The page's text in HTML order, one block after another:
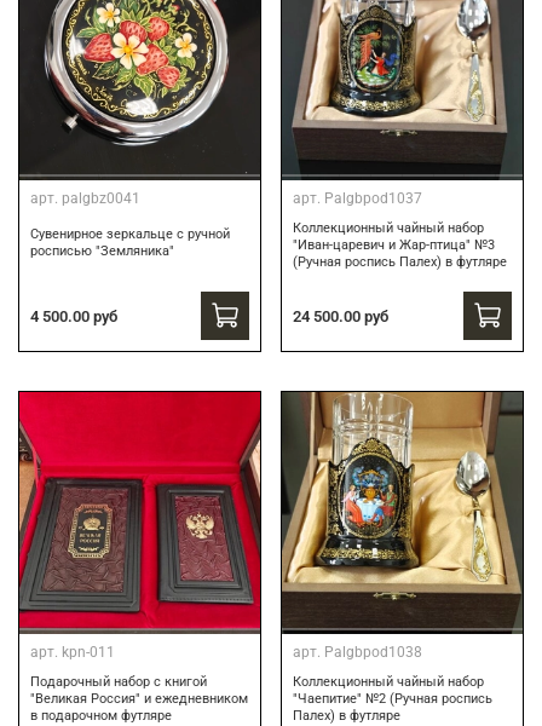
арт. palgbz0041
Сувенирное зеркальце с ручной
росписью "Земляника"
4 500.00 руб
арт. Palgbpod1037
Коллекционный чайный набор
"Иван-царевич и Жар-птица" №3
(Ручная роспись Палех) в футляре
24 500.00 руб
арт. kpn-011
Подарочный набор с книгой
"Великая Россия" и ежедневником
в подарочном футляре
арт. Palgbpod1038
Коллекционный чайный набор
"Чаепитие" №2 (Ручная роспись
Палех) в футляре